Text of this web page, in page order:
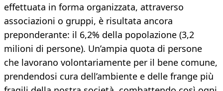
effettuata in forma organizzata, attraverso
associazioni o gruppi, è risultata ancora
preponderante: il 6,2% della popolazione (3,2
milioni di persone). Un’ampia quota di persone
che lavorano volontariamente per il bene comune,
prendendosi cura dell’ambiente e delle frange più